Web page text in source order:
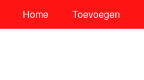
Home Toevoegen